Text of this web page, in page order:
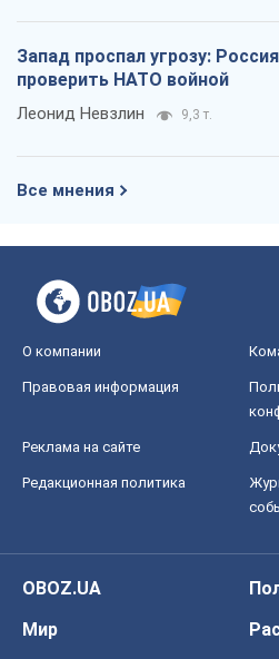
Запад проспал угрозу:
проверить НАТО войной
Леонид Невзлин 9,3 т.
Все мнения
О компании
Правовая информация
Реклама на сайте
Редакционная политика
OBOZ.UA
Мир